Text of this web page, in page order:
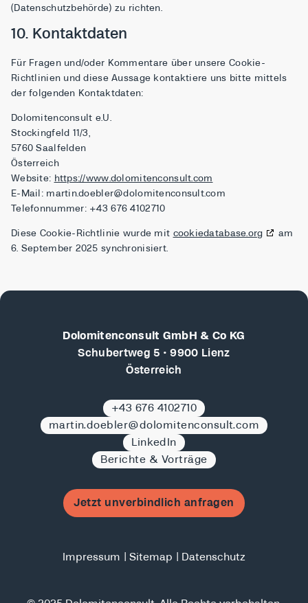
(Datenschutzbehörde) zu richten.
10. Kontaktdaten
Für Fragen und/oder Kommentare über unsere Cookie-
Richtlinien und diese Aussage kontaktiere uns bitte mittels
der folgenden Kontaktdaten:
Dolomitenconsult e.U.
Stockingfeld 11/3,
5760 Saalfelden
Österreich
Website: https://www.dolomitenconsult.com
E-Mail: martin.doebler@dolomitenconsult.com
Telefonnummer: +43 676 4102710
Diese Cookie-Richtlinie wurde mit cookiedatabase.org
am
6. September 2025 synchronisiert.
Dolomitenconsult GmbH & Co KG
Schubertweg 5 • 9900 Lienz
Österreich
+43 676 4102710
martin.doebler@dolomitenconsult.com
LinkedIn
Berichte & Vorträge
Jetzt unverbindlich anfragen
Impressum Sitemap Datenschutz